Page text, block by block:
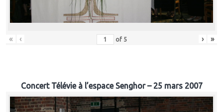
« ‹ of 5 › »
Concert Télévie à l’espace Senghor – 25 mars 2007